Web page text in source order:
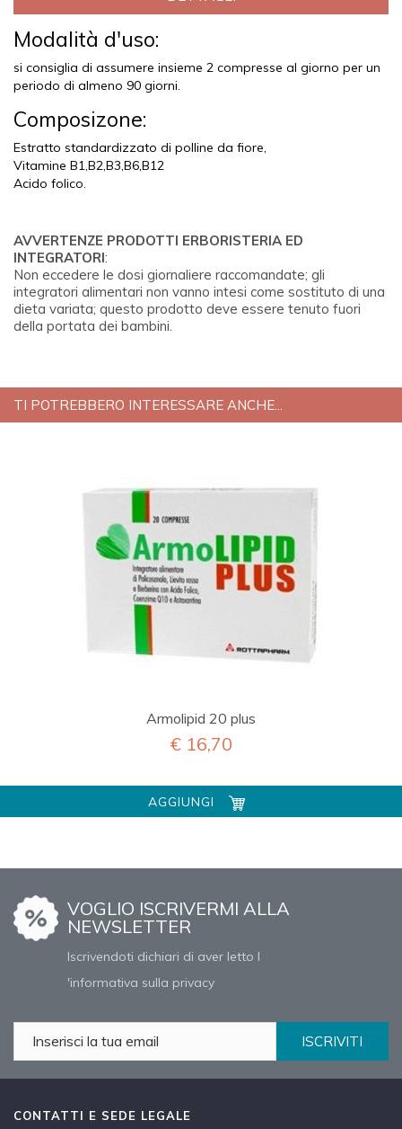
Modalità d'uso:
si consiglia di assumere insieme 2 compresse al giorno per un
periodo di almeno 90 giorni.
Composizone:
Estratto standardizzato di polline da fiore,
Vitamine B1,B2,B3,B6,B12
Acido folico.
AVVERTENZE PRODOTTI ERBORISTERIA ED
INTEGRATORI:
Non eccedere le dosi giornaliere raccomandate; gli
integratori alimentari non vanno intesi come sostituto di una
dieta variata; questo prodotto deve essere tenuto fuori
della portata dei bambini.
TI POTREBBERO INTERESSARE ANCHE...
Armolipid 20 plus
€ 16,70
AGGIUNGI
VOGLIO ISCRIVERMI ALLA
NEWSLETTER
Iscrivendoti dichiari di aver letto l
'informativa sulla privacy
ISCRIVITI
CONTATTI E SEDE LEGALE